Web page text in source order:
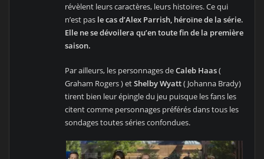
révèlent leurs caractères, leurs histoires. Ce qui
n’est pas le cas d’Alex Parrish, héroïne de la série.
Elle ne se dévoilera qu’en toute fin de la première
saison.
Par ailleurs, les personnages deCaleb Haas(
Graham Rogers ) etShelby Wyatt( Johanna Brady)
tirent bien leur épingle du jeu puisque les fans les
citent comme personnages préférés dans tous les
sondages toutes séries confondues.